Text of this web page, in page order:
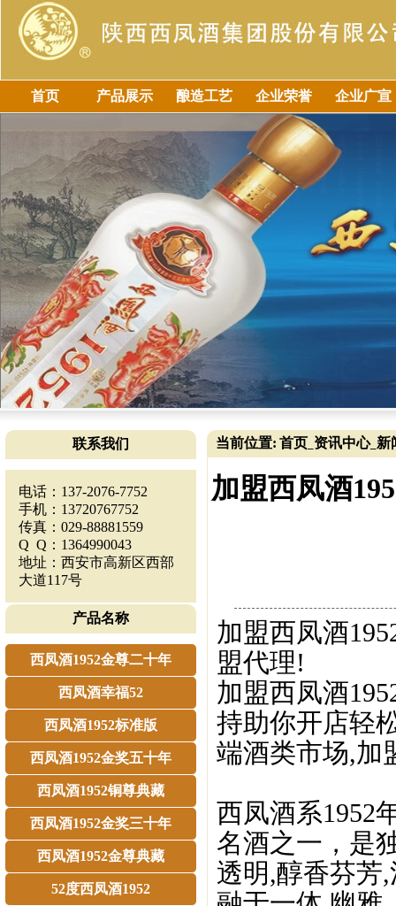
首页 产品展示 酿造工艺 企业荣誉 企业广宣
联系我们
电话：137-2076-7752
手机：13720767752
传真：029-88881559
Q Q：1364990043
地址：西安市高新区西部
大道117号
产品名称
西凤酒1952金尊二十年
西凤酒幸福52
西凤酒1952标准版
西凤酒1952金奖五十年
西凤酒1952铜尊典藏
西凤酒1952金奖三十年
西凤酒1952金尊典藏
52度西凤酒1952
当前位置: 首页 资讯中心_ 新
加盟西凤酒
加盟西凤酒
盟代理!
加盟西凤酒
持助你开店轻
端酒类市场,加
西凤酒系1952
名酒之一，是
透明,醇香芬芳